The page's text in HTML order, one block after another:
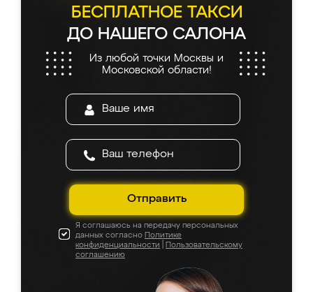
БЕСПЛАТНОЕ ТАКСИ
ДО НАШЕГО САЛОНА
Из любой точки Москвы и
Московской области!
Отправить
Я соглашаюсь на передачу персональных
данных согласно Политике
конфиденциальности
Пользовательскому
соглашению